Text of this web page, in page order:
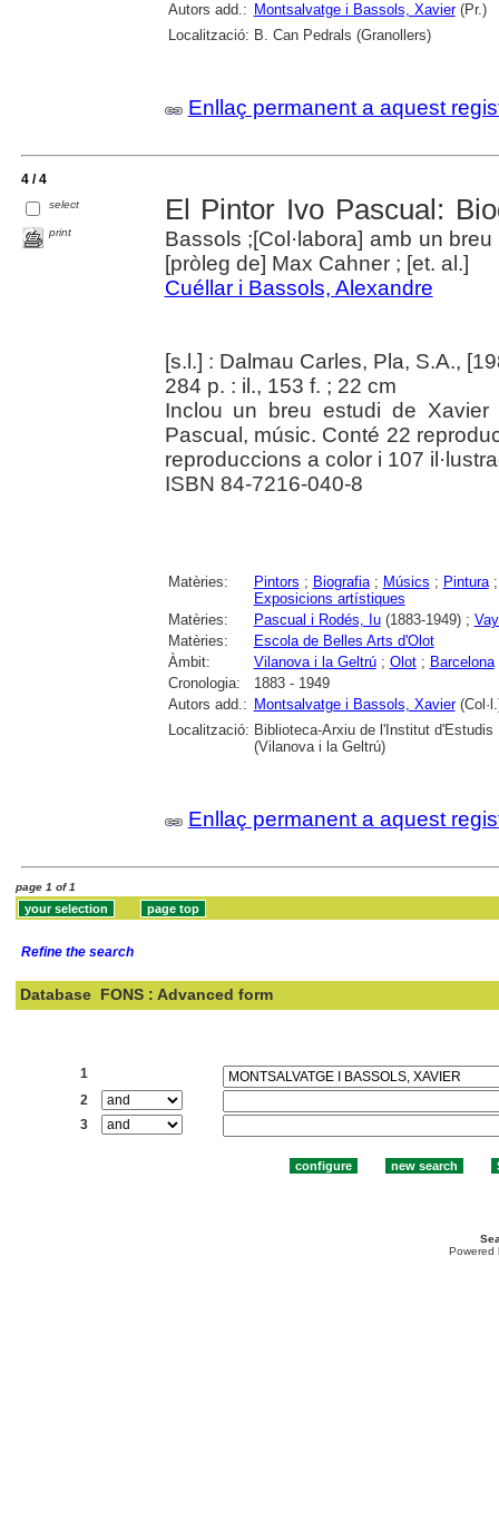
Autors add.: Montsalvatge i Bassols, Xavier(Pr.)
Localització: B. Can Pedrals (Granollers)
Enllaç permanent a aquest
4 / 4
select
print
El Pintor Ivo Pascual:
Bassols ;[Col·labora] amb un
[pròleg de] Max Cahner ; [et. al.]
Cuéllar i Bassols, Alexandre
[s.l.] : Dalmau Carles, Pla, S.A.,
284 p. : il., 153 f. ; 22 cm
Inclou un breu estudi de
Pascual, músic. Conté 22
reproduccions a color i 107
ISBN 84-7216-040-8
Matèries: Pintors ; Biografia; Músics ; Pintura
Exposicions artístiques
Matèries:
Pascual i Rodés, Iu(1883-1949) ;
Matèries:
Escola de Belles Arts d'Olot
Àmbit:
Vilanova i la Geltrú; Olot; Barcelona
Cronologia:
1883 - 1949
Autors add.: Montsalvatge i Bassols, Xavier
Localització: Biblioteca-Arxiu de l'Institut
(Vilanova i la Geltrú)
Enllaç permanent a aquest
page 1 of 1
Refine the search
Database FONS : Advanced form
1
2
3
Powered